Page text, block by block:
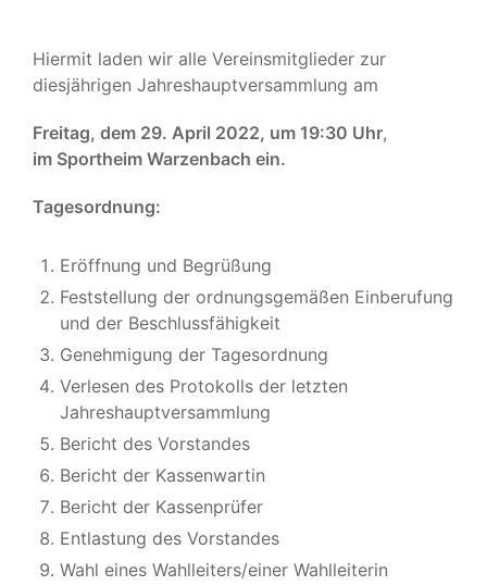
Hiermit laden wir alle Vereinsmitglieder zur
diesjährigen Jahreshauptversammlung am
Freitag, dem 29. April 2022, um 19:30 Uhr,
im Sportheim Warzenbach ein.
Tagesordnung:
Eröffnung und Begrüßung
Feststellung der ordnungsgemäßen Einberufung
und der Beschlussfähigkeit
Genehmigung der Tagesordnung
Verlesen des Protokolls der letzten
Jahreshauptversammlung
Bericht des Vorstandes
Bericht der Kassenwartin
Bericht der Kassenprüfer
Entlastung des Vorstandes
Wahl eines Wahlleiters/einer Wahlleiterin